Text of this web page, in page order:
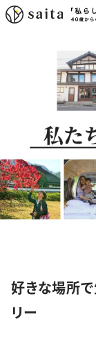
好きな場所で
リー